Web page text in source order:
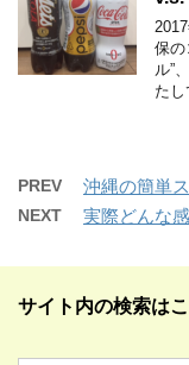
保の
ル”
た
PREV 沖縄の簡単
NEXT 実際どんな
サイト内の検索は